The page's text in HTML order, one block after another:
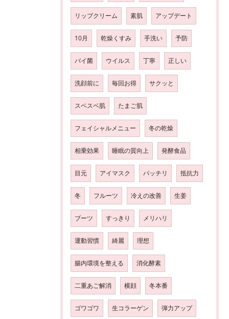
リップクリーム 素肌 アップデート
10月 乾燥くすみ 手洗い 予防
バイ菌 ウイルス 丁寧 正しい
洗顔前に 毎回お得 サクッと
スベスベ肌 たまご肌
フェイシャルメニュー 冬の乾燥
相乗効果 睡眠の質向上 発酵食品
目元 アイマスク パッチリ 抵抗力
冬 フルーツ 冷えの改善 生姜
ブーツ すっきり メリハリ
運動習慣 綺麗 理想
腸内環境を整える 消化酵素
二重あご解消 横顔 冬本番
ゴワゴワ 生コラーゲン 弾力アップ